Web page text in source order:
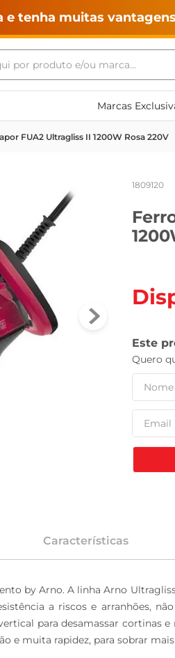
e tenha muitas
por produto e/ou marca...
Marcas
FUA2 Ultragliss II 1200W Rosa 220V
1809120
Características
by Arno. A linha Arno
a riscos e arranhões,
para desamassar cortinas
e muita rapidez, para sobrar
buscados
lavar